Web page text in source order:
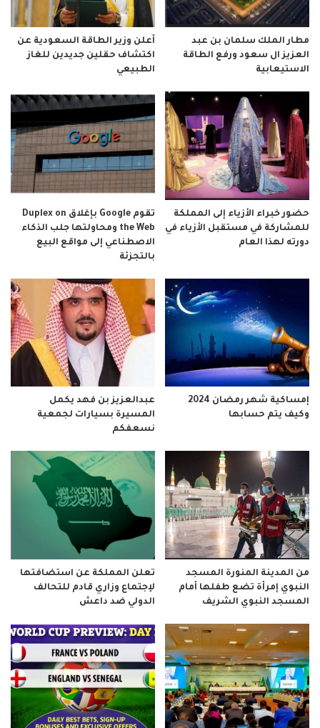
مطار الملك سلمان بن عبد
العزيز ال سعود ورفع الطاقة
الاستيعابية
أعلن وزير الطاقة السعودية عن
اكتشاف حقلين جديدين للغاز
الطبيعي
حضور خبراء الأزياء إلى المملكة
للمشاركة في مستقبل الأزياء في
دورته لهذا العام
تقوم Google بإغلاق Duplex on
the Web ومحاولتها جلب الذكاء
الاصطناعي إلى مواقع البيع
بالتجزئة
إمساكية شهر رمضان 2024
وكيف يتم حسابها
عبدالعزيز بن فهد يكمل
المسيرة بسيارات لجمعية
نسعفكم
من المدينة المنورة المسجد
النبوي إمرأة تضع طفلها أمام
المسجد النبوي الشريف
تعلن المملكة عن استضافتها
لإجتماع وزاري قادم للتحالف
الدولي ضد داعش